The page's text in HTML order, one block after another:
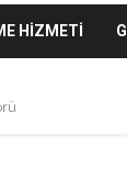
HIZMETI